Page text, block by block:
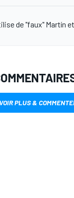
de "faux" Martín
VOIR PLUS &